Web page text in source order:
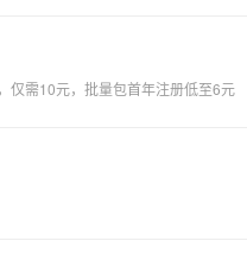
仅需10元，批量包首年注册低至6元